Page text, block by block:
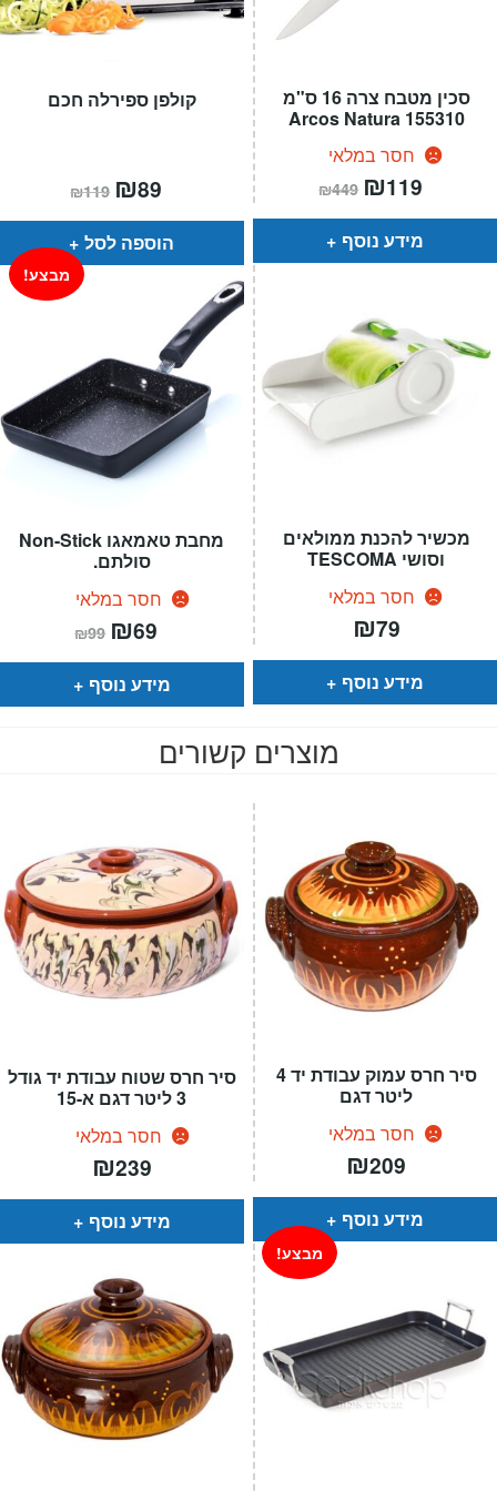
קולפן ספירלה חכם
₪119 המחיר
המקורי
היה:
₪119.
₪89
הוא:
הוספה לסל
סכין מטבח צרה 16 ס"מ
155310 Arcos Natura
חסר במלאי
₪449 המחיר
המקורי
היה:
₪449.
₪119
הוא:
מידע נוסף
מחבת טאמאגו Non-Stick
סולתם.
חסר במלאי
מבצע!
₪99 המחיר
המקורי
היה:
₪99.
₪69
הוא:
מידע נוסף
מכשיר להכנת ממולאים
וסושי TESCOMA
חסר במלאי
₪79
מידע נוסף
מוצרים קשורים
סיר חרס שטוח עבודת יד גודל
3 ליטר דגם א-15
חסר במלאי
₪239
מידע נוסף
סיר חרס עמוק עבודת יד 4
ליטר דגם
חסר במלאי
₪209
מידע נוסף
מבצע!